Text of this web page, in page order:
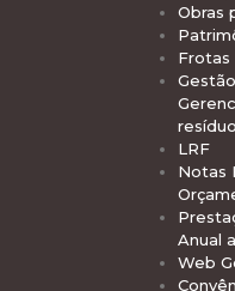
Obras
Frotas
LRF
Notas
Anual
Web